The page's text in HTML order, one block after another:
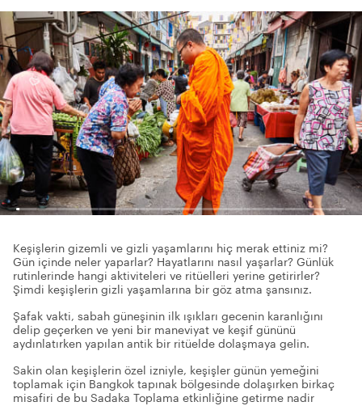
Keşişlerin gizemli ve gizli yaşamlarını hiç merak ettiniz mi?
Gün içinde neler yaparlar? Hayatlarını nasıl yaşarlar? Günlük
rutinlerinde hangi aktiviteleri ve ritüelleri yerine getirirler?
Şimdi keşişlerin gizli yaşamlarına bir göz atma şansınız.
Şafak vakti, sabah güneşinin ilk ışıkları gecenin karanlığını
delip geçerken ve yeni bir maneviyat ve keşif gününü
aydınlatırken yapılan antik bir ritüelde dolaşmaya gelin.
Sakin olan keşişlerin özel izniyle, keşişler günün yemeğini
toplamak için Bangkok tapınak bölgesinde dolaşırken birkaç
misafiri de bu Sadaka Toplama etkinliğine getirme nadir